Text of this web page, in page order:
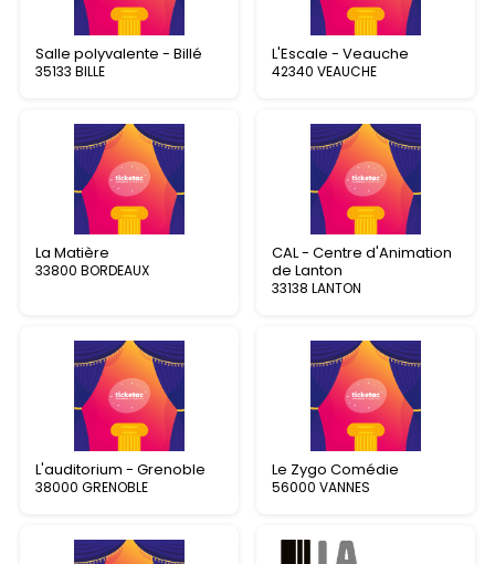
Salle polyvalente - Billé
35133 BILLE
L'Escale - Veauche
42340 VEAUCHE
La Matière
33800 BORDEAUX
CAL - Centre d'Animation
de Lanton
33138 LANTON
L'auditorium - Grenoble
38000 GRENOBLE
Le Zygo Comédie
56000 VANNES